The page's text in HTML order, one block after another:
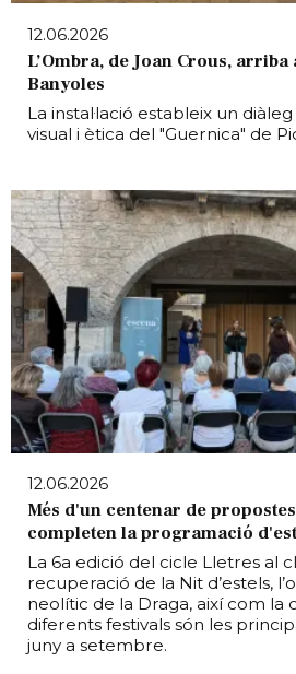
12.06.2026
L’Ombra, de Joan Crous,
Banyoles
La instal·lació estableix un
visual i ètica del "Guernica" de
12.06.2026
Més d'un centenar de
completen la programació
La 6a edició del cicle Lletres al
recuperació de la Nit d’estels,
neolític de la Draga, així com la
diferents festivals són les
juny a setembre.